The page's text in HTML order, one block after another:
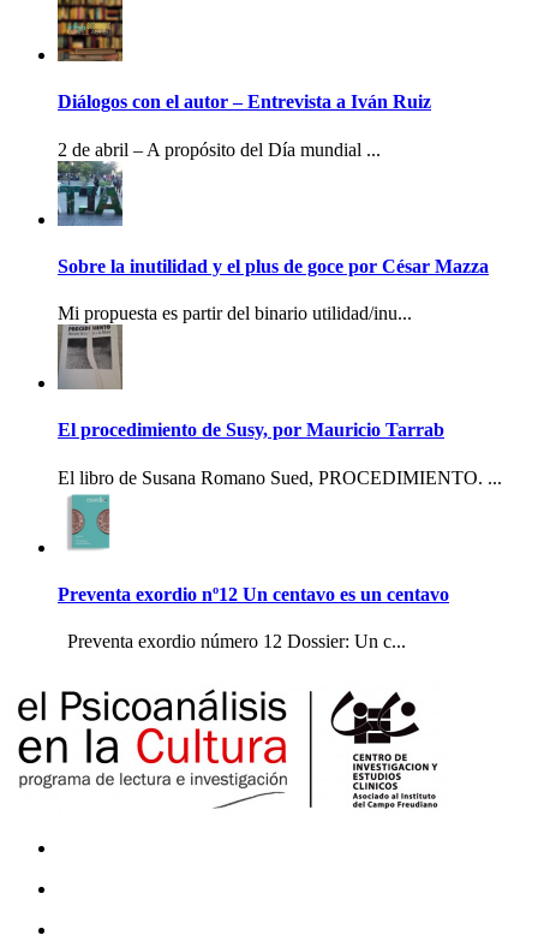
Diálogos con el autor – Entrevista a Iván Ruiz
2 de abril – A propósito del Día mundial ...
Sobre la inutilidad y el plus de goce por César Mazza
Mi propuesta es partir del binario utilidad/inu...
El procedimiento de Susy, por Mauricio Tarrab
El libro de Susana Romano Sued, PROCEDIMIENTO. ...
Preventa exordio nº12 Un centavo es un centavo
Preventa exordio número 12 Dossier: Un c...